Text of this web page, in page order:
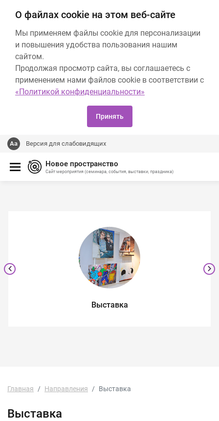
О файлах cookie на этом веб-сайте
Мы применяем файлы cookie для персонализации
и повышения удобства пользования нашим
сайтом.
Продолжая просмотр сайта, вы соглашаетесь с
применением нами файлов cookie в соответствии с
«Политикой конфиденциальности»
Принять
Версия для слабовидящих
Новое пространство
Сайт мероприятия (семинара, события, выставки, праздника)
Выставка
Главная Направления Выставка
Выставка